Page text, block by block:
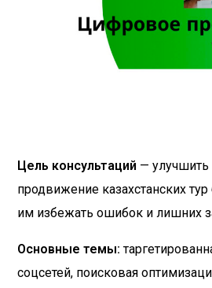
Цель консультаций — улучшить
продвижение казахстанских
им избежать ошибок и лишних
Основные темы:
соцсетей, поисковая